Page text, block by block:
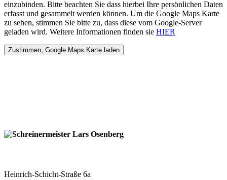
einzubinden. Bitte beachten Sie dass hierbei Ihre persönlichen Daten
erfasst und gesammelt werden können. Um die Google Maps Karte
zu sehen, stimmen Sie bitte zu, dass diese vom Google-Server
geladen wird. Weitere Informationen finden sie HIER
Heinrich-Schicht-Straße 6a